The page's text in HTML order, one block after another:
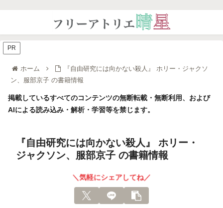
ホーム
『自由研究には向かない殺人』 ホリー・ジャクソ
ン、服部京子 の書籍情報
掲載しているすべてのコンテンツの無断転載・無断利用、および
AIによる読み込み・解析・学習等を禁じます。
『自由研究には向かない殺人』 ホリー・
ジャクソン、服部京子 の書籍情報
＼気軽にシェアしてね／
PR